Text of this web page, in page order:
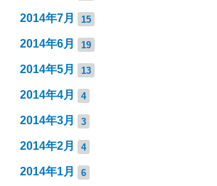
2014年7月 15
2014年6月 19
2014年5月 13
2014年4月 4
2014年3月 3
2014年2月 4
2014年1月 6